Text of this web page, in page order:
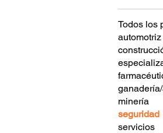
Todos los
automotriz
minería
seguridad
servicios